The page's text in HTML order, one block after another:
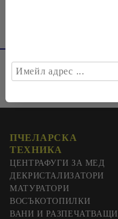
ПЧЕЛАРСКА
ТЕХНИКА
ЦЕНТРАФУГИ ЗА МЕД
ДЕКРИСТАЛИЗАТОРИ
МАТУРАТОРИ
ВОСЪКОТОПИЛКИ
ВАНИ И РАЗПЕЧАТВАЩИ